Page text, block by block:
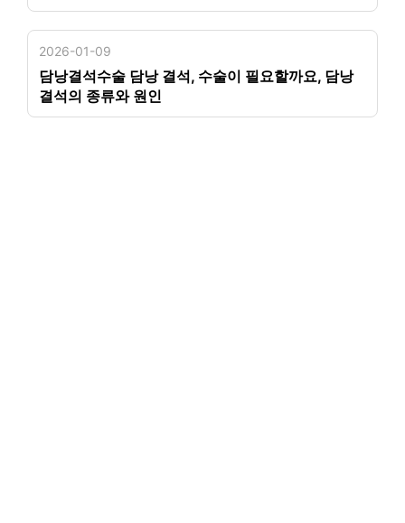
2026-01-09
담낭결석수술 담낭 결석, 수술이 필요할까요, 담낭
결석의 종류와 원인